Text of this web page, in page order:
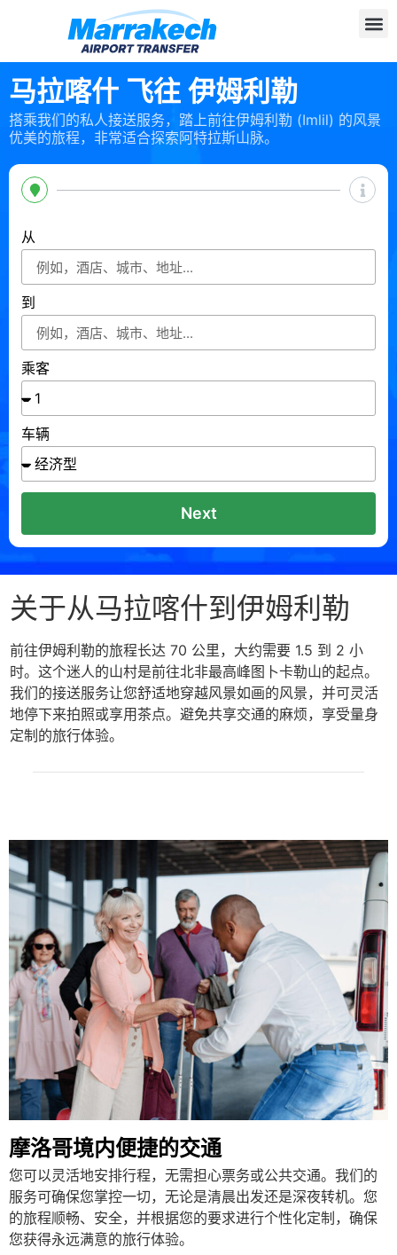
马拉喀什 飞往 伊姆利勒
搭乘我们的私人接送服务，踏上前往伊姆利勒 (Imlil) 的风景
优美的旅程，非常适合探索阿特拉斯山脉。
从
到
乘客
车辆
Next
关于从马拉喀什到伊姆利勒
前往伊姆利勒的旅程长达 70 公里，大约需要 1.5 到 2 小
时。这个迷人的山村是前往北非最高峰图卜卡勒山的起点。
我们的接送服务让您舒适地穿越风景如画的风景，并可灵活
地停下来拍照或享用茶点。避免共享交通的麻烦，享受量身
定制的旅行体验。
摩洛哥境内便捷的交通
您可以灵活地安排行程，无需担心票务或公共交通。我们的
服务可确保您掌控一切，无论是清晨出发还是深夜转机。您
的旅程顺畅、安全，并根据您的要求进行个性化定制，确保
您获得永远满意的旅行体验。